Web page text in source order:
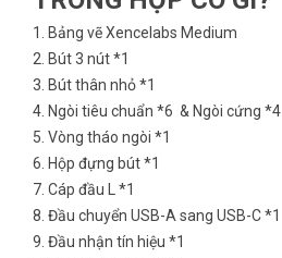
1. Bảng vẽ Xencelabs Medium
2. Bút 3 nút *1
3. Bút thân nhỏ *1
4. Ngòi tiêu chuẩn *6 & Ngòi cứng *4
5. Vòng tháo ngòi *1
6. Hộp đựng bút *1
7. Cáp đầu L *1
8. Đầu chuyển USB-A sang USB-C *1
9. Đầu nhận tín hiệu *1